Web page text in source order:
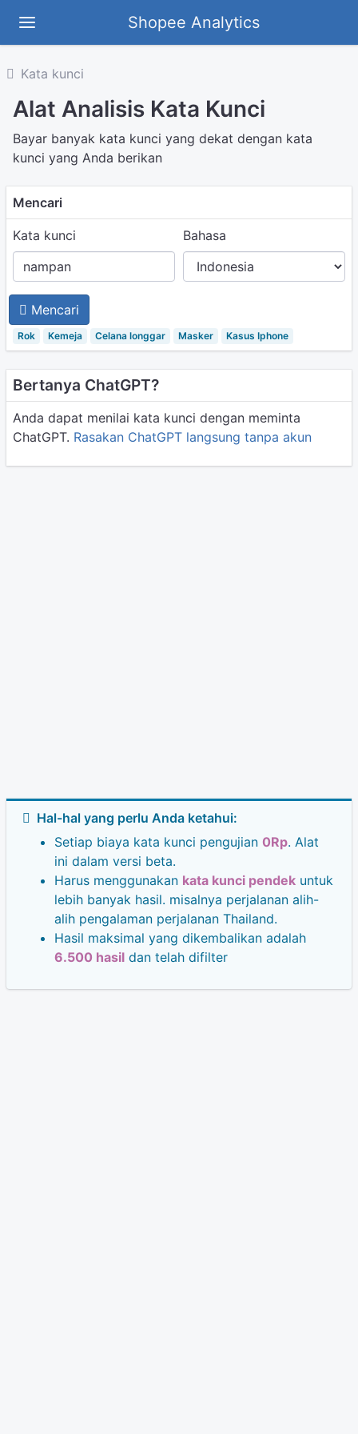
Shopee Analytics
Kata kunci
Alat Analisis Kata Kunci
Bayar banyak kata kunci yang dekat dengan kata
kunci yang Anda berikan
Mencari
Kata kunci Bahasa
Mencari
Rok Kemeja Celana longgar Masker Kasus Iphone
Bertanya ChatGPT?
Anda dapat menilai kata kunci dengan meminta
ChatGPT. Rasakan ChatGPT langsung tanpa akun
Hal-hal yang perlu Anda ketahui:
Setiap biaya kata kunci pengujian 0Rp. Alat
ini dalam versi beta.
Harus menggunakan kata kunci pendek untuk
lebih banyak hasil. misalnya perjalanan alih-
alih pengalaman perjalanan Thailand.
Hasil maksimal yang dikembalikan adalah
6.500 hasil dan telah difilter